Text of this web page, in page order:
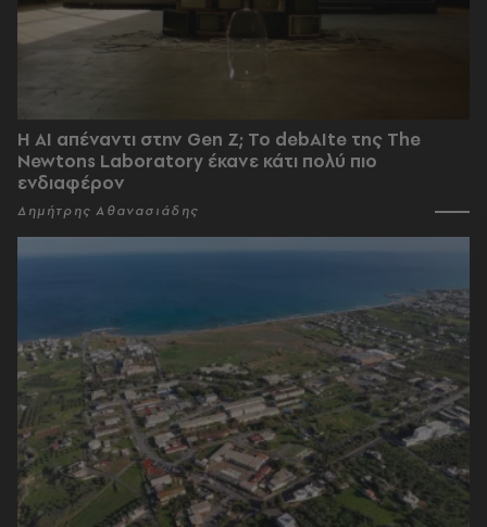
Η AI απέναντι στην Gen Z; Το debAIte της The
Newtons Laboratory έκανε κάτι πολύ πιο
ενδιαφέρον
Δημήτρης Αθανασιάδης